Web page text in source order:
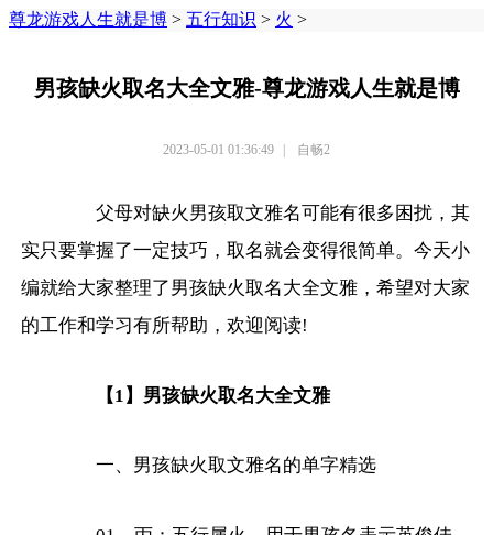
尊龙游戏人生就是博 > 五行知识 > 火 >
男孩缺火取名大全文雅-尊龙游戏人生就是博
2023-05-01 01:36:49 | 自畅2
父母对缺火男孩取文雅名可能有很多困扰，其
实只要掌握了一定技巧，取名就会变得很简单。今天小
编就给大家整理了男孩缺火取名大全文雅，希望对大家
的工作和学习有所帮助，欢迎阅读!
【1】男孩缺火取名大全文雅
一、男孩缺火取文雅名的单字精选